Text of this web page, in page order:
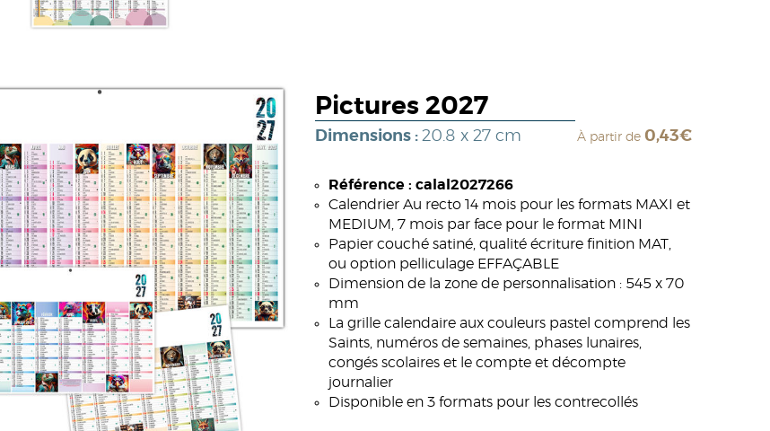
Pictures 2027
Dimensions : 20.8 x 27 cm À partir de 0,43€
Référence : calal2027266
Calendrier Au recto 14 mois pour les formats MAXI et
MEDIUM, 7 mois par face pour le format MINI
Papier couché satiné, qualité écriture finition MAT,
ou option pelliculage EFFAÇABLE
Dimension de la zone de personnalisation : 545 x 70
mm
La grille calendaire aux couleurs pastel comprend les
Saints, numéros de semaines, phases lunaires,
congés scolaires et le compte et décompte
journalier
Disponible en 3 formats pour les contrecollés